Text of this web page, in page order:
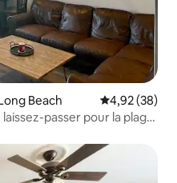
Beach Évaluation
4,92 (38)
passer pour la plage